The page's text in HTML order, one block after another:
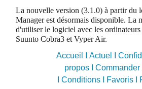
La nouvelle version (3.1.0) à partir du
Manager est désormais disponible. La
d'utiliser le logiciel avec les
Suunto Cobra3 et Vyper Air.
Accueil I Actuel I
propos I Commander I
Conditions I Favoris I